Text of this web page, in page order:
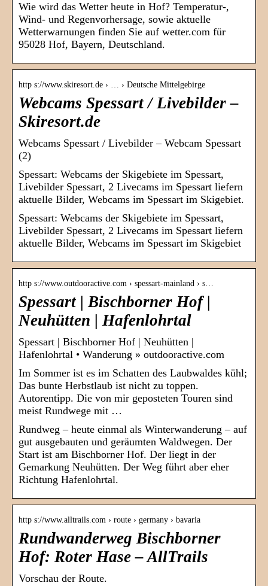
Wie wird das Wetter heute in Hof? Temperatur-,
Wind- und Regenvorhersage, sowie aktuelle
Wetterwarnungen finden Sie auf wetter.com für
95028 Hof, Bayern, Deutschland.
http s://www.skiresort.de › … › Deutsche Mittelgebirge
Webcams Spessart / Livebilder –
Skiresort.de
Webcams Spessart / Livebilder – Webcam Spessart
(2)
Spessart: Webcams der Skigebiete im Spessart,
Livebilder Spessart, 2 Livecams im Spessart liefern
aktuelle Bilder, Webcams im Spessart im Skigebiet.
Spessart: Webcams der Skigebiete im Spessart,
Livebilder Spessart, 2 Livecams im Spessart liefern
aktuelle Bilder, Webcams im Spessart im Skigebiet
http s://www.outdooractive.com › spessart-mainland › s…
Spessart | Bischborner Hof |
Neuhütten | Hafenlohrtal
Spessart | Bischborner Hof | Neuhütten |
Hafenlohrtal • Wanderung » outdooractive.com
Im Sommer ist es im Schatten des Laubwaldes kühl;
Das bunte Herbstlaub ist nicht zu toppen.
Autorentipp. Die von mir geposteten Touren sind
meist Rundwege mit …
Rundweg – heute einmal als Winterwanderung – auf
gut ausgebauten und geräumten Waldwegen. Der
Start ist am Bischborner Hof. Der liegt in der
Gemarkung Neuhütten. Der Weg führt aber eher
Richtung Hafenlohrtal.
http s://www.alltrails.com › route › germany › bavaria
Rundwanderweg Bischborner
Hof: Roter Hase – AllTrails
Vorschau der Route.